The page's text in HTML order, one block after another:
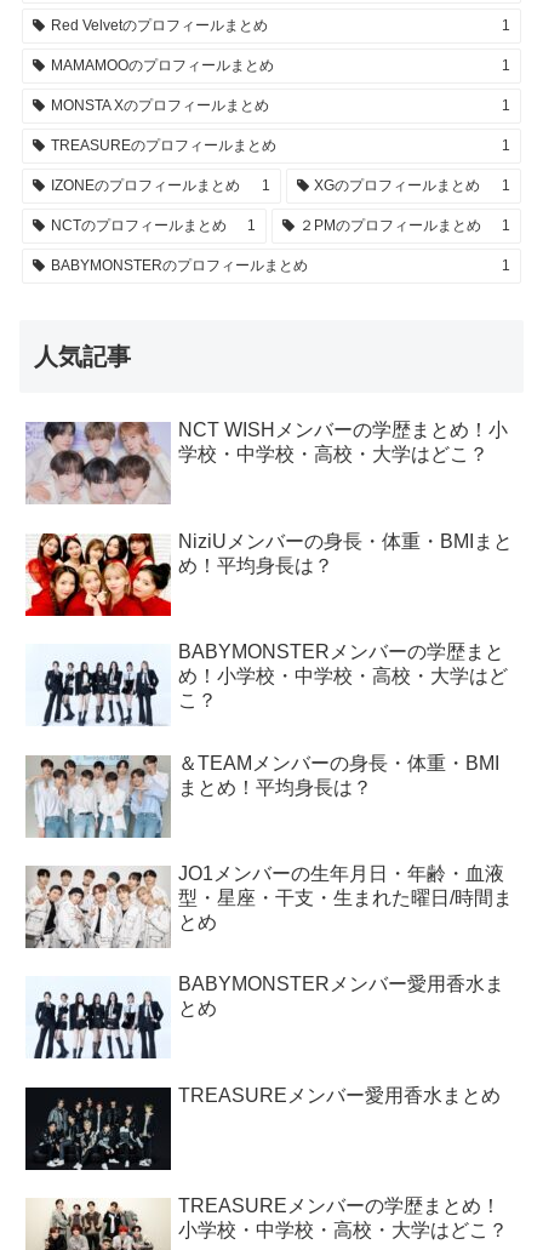
Red Velvetのプロフィールまとめ 1
MAMAMOOのプロフィールまとめ 1
MONSTA Xのプロフィールまとめ 1
TREASUREのプロフィールまとめ 1
IZONEのプロフィールまとめ 1 XGのプロフィールまとめ 1
NCTのプロフィールまとめ 1 ２PMのプロフィールまとめ 1
BABYMONSTERのプロフィールまとめ 1
人気記事
NCT WISHメンバーの学歴まとめ！小
学校・中学校・高校・大学はどこ？
NiziUメンバーの身長・体重・BMIまと
め！平均身長は？
BABYMONSTERメンバーの学歴まと
め！小学校・中学校・高校・大学はど
こ？
＆TEAMメンバーの身長・体重・BMI
まとめ！平均身長は？
JO1メンバーの生年月日・年齢・血液
型・星座・干支・生まれた曜日/時間ま
とめ
BABYMONSTERメンバー愛用香水ま
とめ
TREASUREメンバー愛用香水まとめ
TREASUREメンバーの学歴まとめ！
小学校・中学校・高校・大学はどこ？